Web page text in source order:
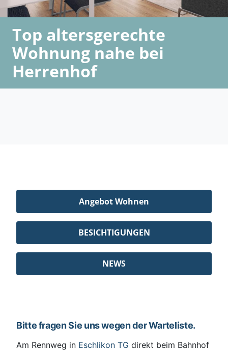
Top altersgerechte
Wohnung nahe bei
Herrenhof
Angebot Wohnen
BESICHTIGUNGEN
NEWS
Bitte fragen Sie uns wegen der Warteliste.
Am Rennweg in Eschlikon TG direkt beim Bahnhof